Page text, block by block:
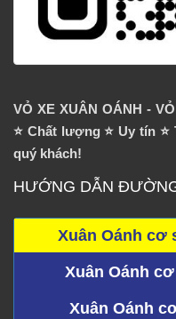
VỎ XE XUÂN OÁNH -
⭐️ Chất lượng ⭐️ Uy tín
quý khách!
HƯỚNG DẪN
Xuân Oánh cơ
Xuân Oánh
Xuân Oánh